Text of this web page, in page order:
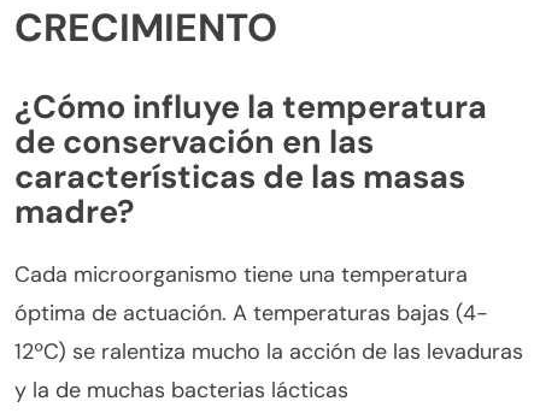
CRECIMIENTO
¿Cómo influye la temperatura
de conservación en las
características de las masas
madre?
Cada microorganismo tiene una temperatura
óptima de actuación. A temperaturas bajas (4-
12ºC) se ralentiza mucho la acción de las levaduras
y la de muchas bacterias lácticas